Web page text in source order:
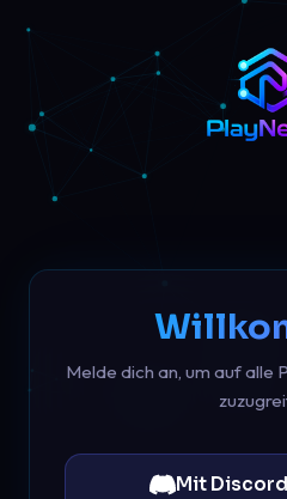
Melde dich an, um auf
Mit